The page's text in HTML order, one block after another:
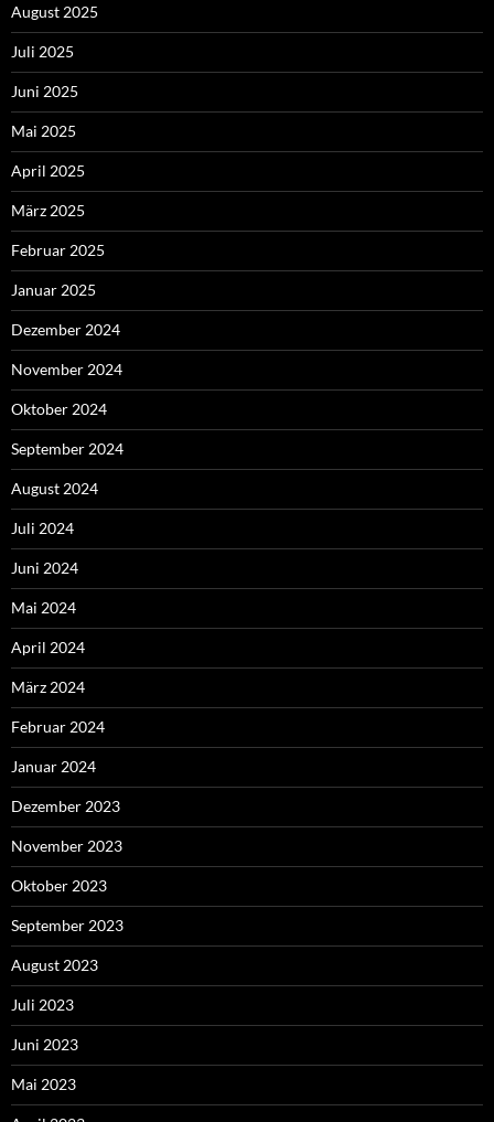
August 2025
Juli 2025
Juni 2025
Mai 2025
April 2025
März 2025
Februar 2025
Januar 2025
Dezember 2024
November 2024
Oktober 2024
September 2024
August 2024
Juli 2024
Juni 2024
Mai 2024
April 2024
März 2024
Februar 2024
Januar 2024
Dezember 2023
November 2023
Oktober 2023
September 2023
August 2023
Juli 2023
Juni 2023
Mai 2023